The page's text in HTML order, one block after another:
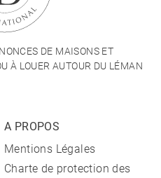
DE MAISONS ET
À LOUER AUTOUR DU LÉMAN
A PROPOS
Mentions Légales
Charte de protection des